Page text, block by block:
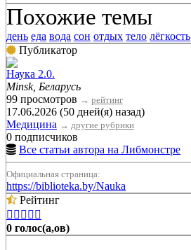
Похожие темы
день еда вода сон отдых тело лёгкость
Публикатор
Наука 2.0.
Minsk, Беларусь
99 просмотров → рейтинг
17.06.2026 (50 дней(я) назад)
Медицина → другие рубрики
0 подписчиков
Все статьи автора на Либмонстре
Официальная страница:
https://biblioteka.by/Nauka
Рейтинг
    
0 голос(а,ов)